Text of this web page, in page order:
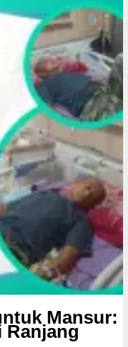
a
k
s
i
Mansur:
Ranjang